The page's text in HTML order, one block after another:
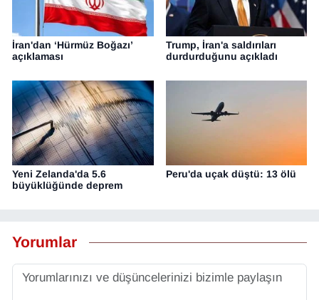
İran'dan ‘Hürmüz Boğazı’
açıklaması
Trump, İran'a saldırıları
durdurduğunu açıkladı
Yeni Zelanda'da 5.6
büyüklüğünde deprem
Peru'da uçak düştü: 13 ölü
Yorumlar